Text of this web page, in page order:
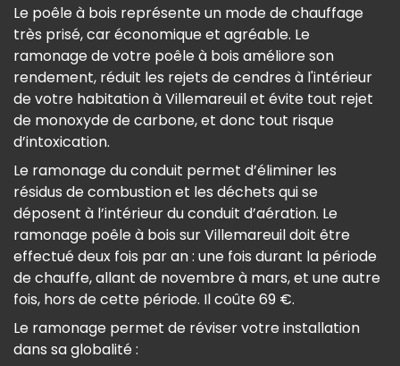
Le poêle à bois représente un mode de chauffage
très prisé, car économique et agréable. Le
ramonage de votre poêle à bois améliore son
rendement, réduit les rejets de cendres à l'intérieur
de votre habitation à Villemareuil et évite tout rejet
de monoxyde de carbone, et donc tout risque
d’intoxication.
Le ramonage du conduit permet d’éliminer les
résidus de combustion et les déchets qui se
déposent à l’intérieur du conduit d’aération. Le
ramonage poêle à bois sur Villemareuil doit être
effectué deux fois par an : une fois durant la période
de chauffe, allant de novembre à mars, et une autre
fois, hors de cette période. Il coûte 69 €.
Le ramonage permet de réviser votre installation
dans sa globalité :